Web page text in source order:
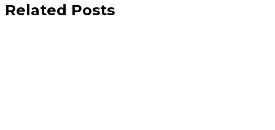
Related Posts